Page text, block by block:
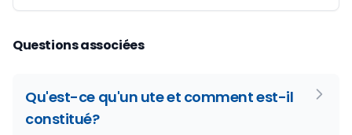
Questions associées
Qu'est-ce qu'un ute et comment est-il
constitué?